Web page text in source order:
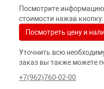
Посмотрите информацию
стоимости нажав кнопку:
Посмотреть цену и
Уточнить всю
заказ вы также можете
+7(962)760-02-00